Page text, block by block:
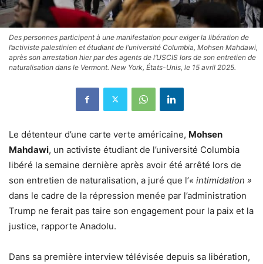
Des personnes participent à une manifestation pour exiger la libération de
l’activiste palestinien et étudiant de l’université Columbia, Mohsen Mahdawi,
après son arrestation hier par des agents de l’USCIS lors de son entretien de
naturalisation dans le Vermont. New York, États-Unis, le 15 avril 2025.
Le détenteur d’une carte verte américaine, Mohsen
Mahdawi, un activiste étudiant de l’université Columbia
libéré la semaine dernière après avoir été arrêté lors de
son entretien de naturalisation, a juré que l’« intimidation »
dans le cadre de la répression menée par l’administration
Trump ne ferait pas taire son engagement pour la paix et la
justice, rapporte Anadolu.
Dans sa première interview télévisée depuis sa libération,